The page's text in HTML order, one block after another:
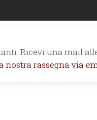
Ricevi una mail
nostra rassegna via